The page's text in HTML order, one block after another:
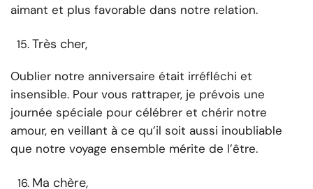
aimant et plus favorable dans notre relation.
Très cher,
Oublier notre anniversaire était irréfléchi et
insensible. Pour vous rattraper, je prévois une
journée spéciale pour célébrer et chérir notre
amour, en veillant à ce qu’il soit aussi inoubliable
que notre voyage ensemble mérite de l’être.
Ma chère,